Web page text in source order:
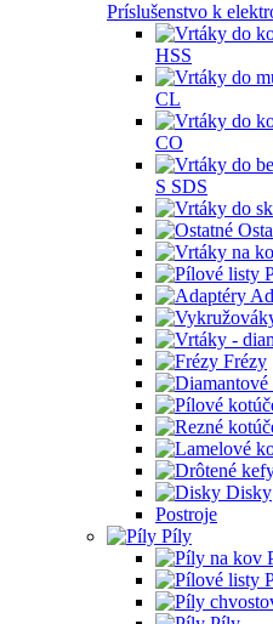
Príslušenstvo k
HSS
CL
CO
S SDS
Frézy
Disky
Postroje
Píly